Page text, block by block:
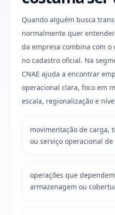
Quando alguém busca
normalmente quer
da empresa combina com o
no cadastro oficial. Na
CNAE ajuda a encontrar
operacional clara, foco em
escala, regionalização e
movimentação de carga,
ou serviço operacional
operações que
armazenagem ou